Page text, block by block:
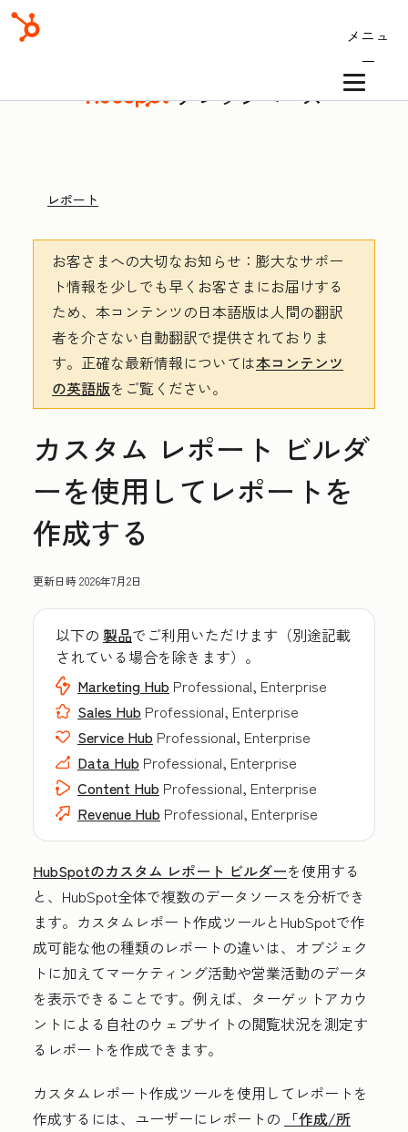
メニュ
ー
ナレッジベース
レポート
お客さまへの大切なお知らせ ：膨大なサポー
ト情報を少しでも早くお客さまにお届けする
ため、本コンテンツの日本語版は人間の翻訳
者を介さない自動翻訳で提供されておりま
す。 正確な最新情報については本コンテンツ
の英語版をご覧ください。
カスタム レポート ビルダ
ーを使用してレポートを
作成する
更新日時2026年7月2日
以下の 製品でご利用いただけます（別途記載
されている場合を除きます）。
Marketing Hub Professional, Enterprise
Sales Hub Professional, Enterprise
Service Hub Professional, Enterprise
Data Hub Professional, Enterprise
Content Hub Professional, Enterprise
Revenue Hub Professional, Enterprise
HubSpotのカスタム レポート ビルダーを使用する
と、HubSpot全体で複数のデータソースを分析でき
ます。カスタムレポート作成ツールとHubSpotで作
成可能な他の種類のレポートの違いは、オブジェク
トに加えてマーケティング活動や営業活動のデータ
を表示できることです。例えば、ターゲットアカウ
ントによる自社のウェブサイトの閲覧状況を測定す
るレポートを作成できます。
カスタムレポート作成ツールを使用してレポートを
作成するには、ユーザーにレポートの
「作成/所